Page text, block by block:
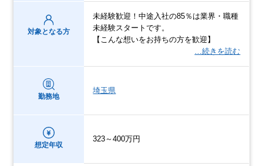
対象となる方
未経験歓迎！中途入社の85％は業界・職種
未経験スタートです。
【こんな想いをお持ちの方を歓迎】
…続きを読む
勤務地
埼玉県
想定年収
323～400万円